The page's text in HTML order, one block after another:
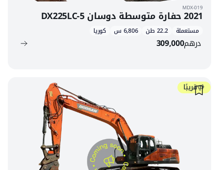
MDX-019
2021 حفارة متوسطة دوسان DX225LC-5
مستعملة 22.2 طن 6,806 س كوريا
درهم309,000
قريبًا